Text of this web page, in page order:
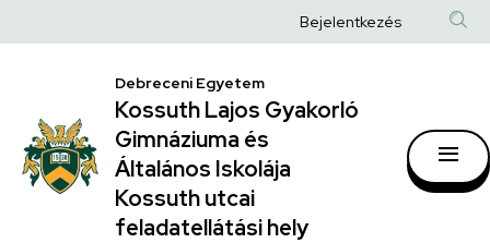
a
Zeneművészeti
Karon
Kossuth
a
Anonim
fiók
Bejelentkezés
Debreceni Egyetem
Kossuth Lajos Gyakorló
Gimnáziuma és
Általános Iskolája
Kossuth utcai
feladatellátási hely